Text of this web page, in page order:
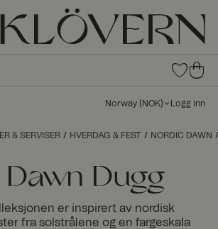
0
pro
ter i
er
0
pro
du
r i
Norway ( NOK) Logg inn
& SERVISER HVERDAG & FEST NORDIC DAWN
Dawn Dugg
er inspirert av nordisk
fra solstrålene og en fargeskala